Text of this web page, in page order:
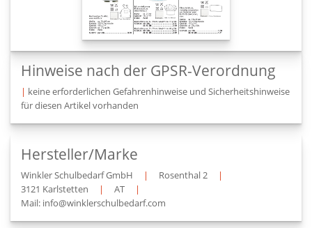
Hinweise nach der GPSR-Verordnung
| keine erforderlichen Gefahrenhinweise und Sicherheitshinweise
für diesen Artikel vorhanden
Hersteller/Marke
Winkler Schulbedarf GmbH | Rosenthal 2
|
3121 Karlstetten
| AT
|
Mail: info@winklerschulbedarf.com